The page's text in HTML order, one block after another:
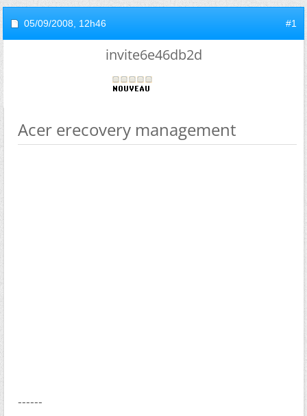
05/09/2008, 12h46 #1
invite6e46db2d
Acer erecovery management
------